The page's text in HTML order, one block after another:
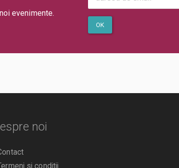
evenimente.
OK
noi
si conditii